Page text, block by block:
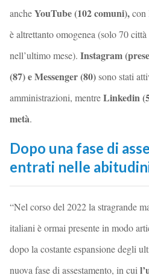
ancheYouTube (102 comuni),con
è altrettanto omogenea (solo 70
nell’ultimo mese). Instagram
(87) e Messenger (80)sono stati
amministrazioni, mentreLinkedin
metà.
Dopo una fase di
entrati nelle
“Nel corso del 2022 la stragrande
italiani è ormai presente in modo
dopo la costante espansione degli
nuova fase di assestamento, in cui